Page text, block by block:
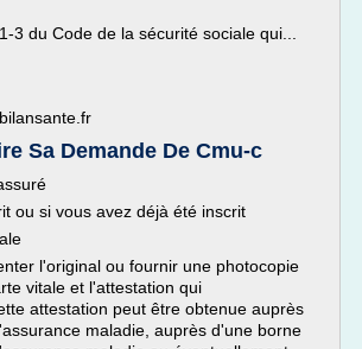
3 du Code de la sécurité sociale qui...
Sa Demande De Cmu-c
ou si vous avez déjà été inscrit
l'original ou fournir une photocopie
vitale et l'attestation qui
attestation peut être obtenue auprès
maladie, auprès d'une borne